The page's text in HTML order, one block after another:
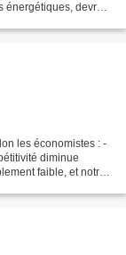
énergétiques, devrait
les économistes : -
diminue
faible, et notre